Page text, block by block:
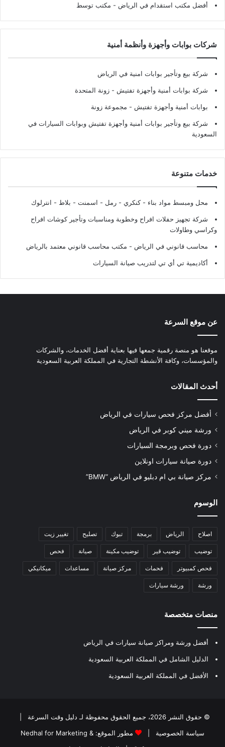
أفضل مكتب استقدام في الرياض - مكتب توسط
شركات بوابات وأجهزة وأنظمة أمنية
شركة بيع وتأجير بوابات امنية في الرياض
شركة بوابات أمنية وأجهزة تفتيش - زونة المتحدة
بوابات أمنية وأجهزة تفتيش - مجموعة زونة
شركة بيع وتأجير بوابات أمنية وأجهزة تفتيش وبوابات السيارات في
السعودية
خدمات متنوعة
محل ومبسط مواد بناء - كنكري - رمل - اسمنت - بلاط - انترلوك
شركة تجهيز حفلات افراح وخطوبة ومناسبات وتأجير كوشات افراح
وكراسي وطاولات
محاسب قانوني في الرياض - مكتب محاسب قانوني معتمد بالرياض
أكاديمية تي أي تي لتدريب صيانة السيارات
عن موقع السرعة
موقعنا هو منصة رقمية جمعها فيها بعناية أفضل الخدمات، والشركات
والمؤسسات، وكافة الأنشطة التجارية في المملكة العربية السعودية
أحدث المقالات
أفضل مركز فحص سيارات في الرياض
ورشة ميني كوبر في الرياض
دورة فحص وبرمجة السيارات
دورة صيانة سيارات اونلاين
مركز صيانة بي ام دبليو في الرياض “BMW”
الوسوم
اصلاح الرياض برمجة تبوك تصليح تغيير زيت
توضيب توضيب قير توضيب مكينة صيانة فحص
فحص كمبيوتر فحمات مركز صيانة مساعدات ميكانيكي
ورشة ورشة سيارات
منصات متخصصة
أفضل ورشة ومراكز صيانة سيارات في الرياض
الدليل الشامل في المملكة العربية السعودية
الأفضل في المملكة العربية السعودية
© حقوق النشر 2026، جميع الحقوق محفوظة لـ دليل وقت السرعة
سياسة الخصوصية
مطور الموقع: Nedhal for Marketing &